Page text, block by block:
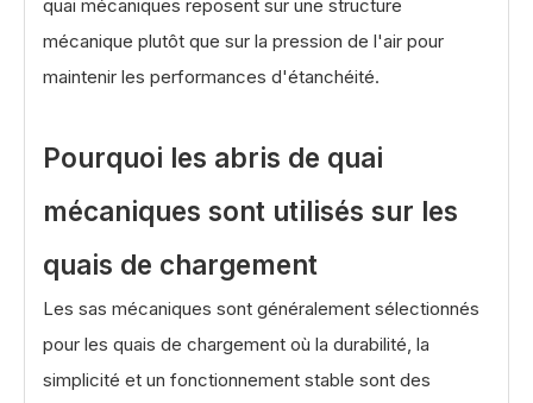
quai mécaniques reposent sur une structure
mécanique plutôt que sur la pression de l'air pour
maintenir les performances d'étanchéité.
Pourquoi les abris de quai
mécaniques sont utilisés sur les
quais de chargement
Les sas mécaniques sont généralement sélectionnés
pour les quais de chargement où la durabilité, la
simplicité et un fonctionnement stable sont des